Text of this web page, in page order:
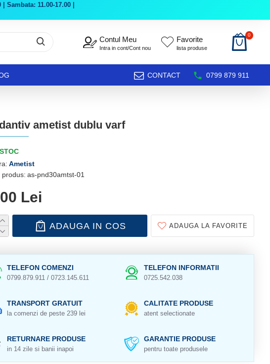
11.00-17.00 |
Contul Meu
Intra in cont/Cont nou
Favorite
lista produse
0
CONTACT 0799 879 911
ametist dublu varf
Ametist
produs: as-pnd30amtst-01
Lei
ADAUGA IN COS ADAUGA LA FAVORITE
TELEFON COMENZI
0799.879.911 / 0723.145.611
TELEFON INFORMATII
0725.542.038
TRANSPORT GRATUIT
la comenzi de peste 239 lei
CALITATE PRODUSE
atent selectionate
RETURNARE PRODUSE
in 14 zile si banii inapoi
GARANTIE PRODUSE
pentru toate produsele